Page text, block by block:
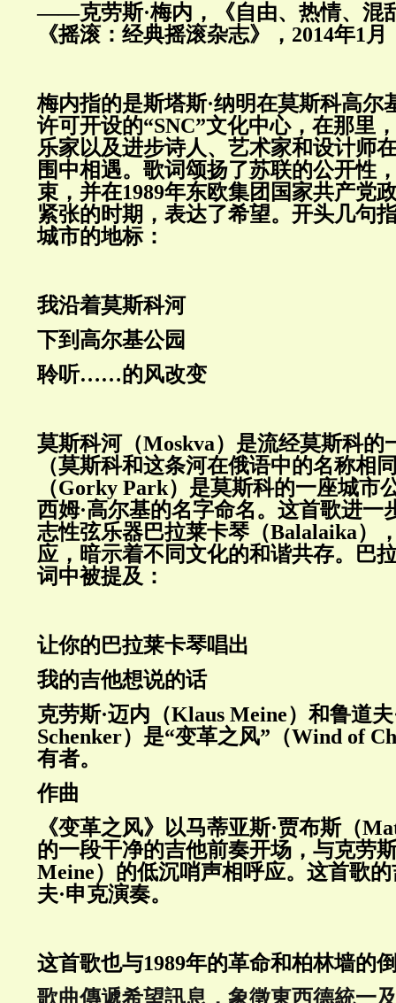
——克劳斯·梅内，《自由、热情、混
《摇滚：经典摇滚杂志》， 2014年1月
梅内指的是斯塔斯·纳明在莫斯科高尔
许可开设的“SNC”文化中心，在那里
乐家以及进步诗人、艺术家和设计师
围中相遇。歌词颂扬了苏联的公开性
束，并在1989年东欧集团国家共产党
紧张的时期，表达了希望。开头几句
城市的地标：
我沿着莫斯科河
下到高尔基公园
聆听……的风改变
莫斯科河（Moskva）是流经莫斯科的
（莫斯科和这条河在俄语中的名称相
（Gorky Park）是莫斯科的一座城市
西姆·高尔基的名字命名。这首歌进一
志性弦乐器巴拉莱卡琴（Balalaika）
应，暗示着不同文化的和谐共存。巴
词中被提及：
让你的巴拉莱卡琴唱出
我的吉他想说的话
克劳斯·迈内（Klaus Meine）和鲁道
Schenker）是“变革之风”（Wind of
有者。
作曲
《变革之风》以马蒂亚斯·贾布斯（
的一段干净的吉他前奏开场，与克劳
Meine）的低沉哨声相呼应。这首歌
夫·申克演奏。
这首歌也与1989年的革命和柏林墙的
歌曲傳遞希望訊息，象徵東西德統一